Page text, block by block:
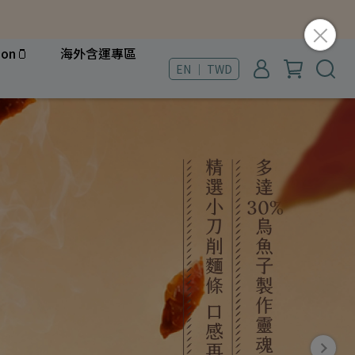
海外含運專區
EN ｜ TWD